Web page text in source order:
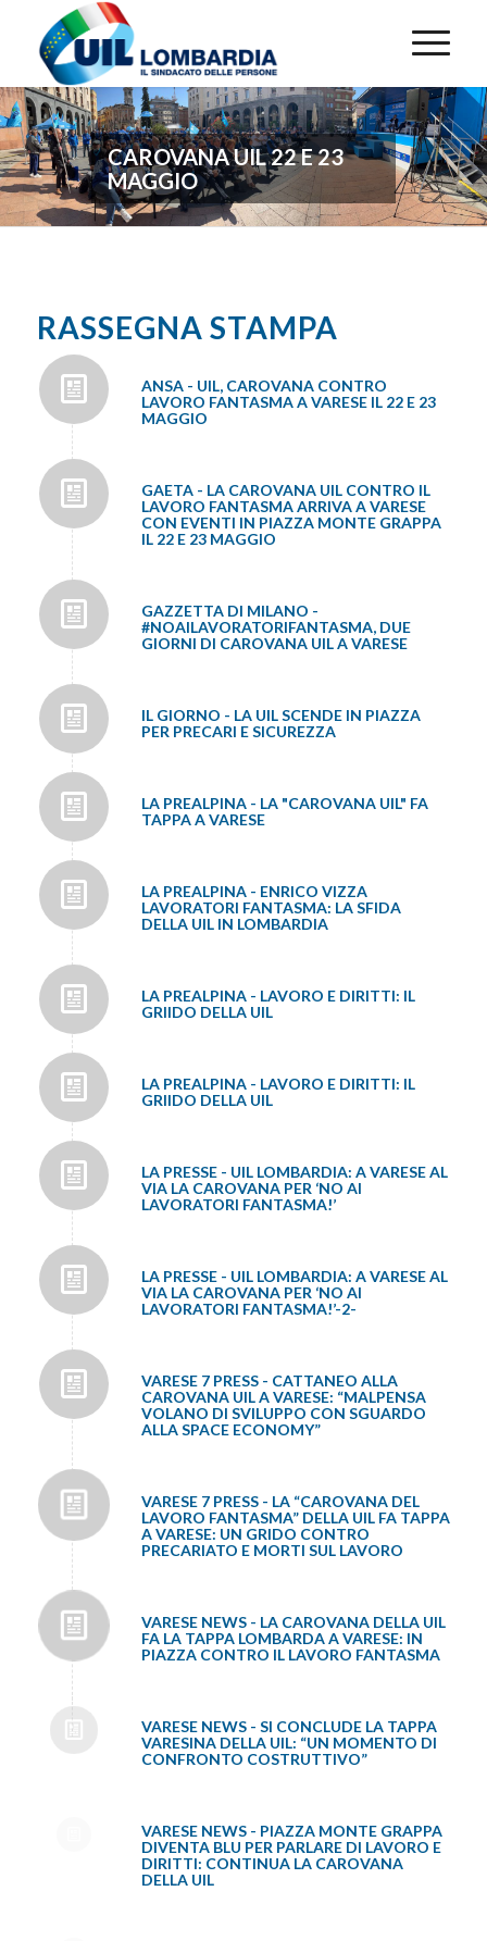
CAROVANA UIL 22 E 23
MAGGIO
RASSEGNA STAMPA
ANSA - UIL, CAROVANA CONTRO
LAVORO FANTASMA A VARESE IL 22 E 23
MAGGIO
GAETA - LA CAROVANA UIL CONTRO IL
LAVORO FANTASMA ARRIVA A VARESE
CON EVENTI IN PIAZZA MONTE GRAPPA
IL 22 E 23 MAGGIO
GAZZETTA DI MILANO -
#NOAILAVORATORIFANTASMA, DUE
GIORNI DI CAROVANA UIL A VARESE
IL GIORNO - LA UIL SCENDE IN PIAZZA
PER PRECARI E SICUREZZA
LA PREALPINA - LA "CAROVANA UIL" FA
TAPPA A VARESE
LA PREALPINA - ENRICO VIZZA
LAVORATORI FANTASMA: LA SFIDA
DELLA UIL IN LOMBARDIA
LA PREALPINA - LAVORO E DIRITTI: IL
GRIIDO DELLA UIL
LA PREALPINA - LAVORO E DIRITTI: IL
GRIIDO DELLA UIL
LA PRESSE - UIL LOMBARDIA: A VARESE AL
VIA LA CAROVANA PER ‘NO AI
LAVORATORI FANTASMA!’
LA PRESSE - UIL LOMBARDIA: A VARESE AL
VIA LA CAROVANA PER ‘NO AI
LAVORATORI FANTASMA!’-2-
VARESE 7 PRESS - CATTANEO ALLA
CAROVANA UIL A VARESE: “MALPENSA
VOLANO DI SVILUPPO CON SGUARDO
ALLA SPACE ECONOMY”
VARESE 7 PRESS - LA “CAROVANA DEL
LAVORO FANTASMA” DELLA UIL FA TAPPA
A VARESE: UN GRIDO CONTRO
PRECARIATO E MORTI SUL LAVORO
VARESE NEWS - LA CAROVANA DELLA UIL
FA LA TAPPA LOMBARDA A VARESE: IN
PIAZZA CONTRO IL LAVORO FANTASMA
VARESE NEWS - SI CONCLUDE LA TAPPA
VARESINA DELLA UIL: “UN MOMENTO DI
CONFRONTO COSTRUTTIVO”
VARESE NEWS - PIAZZA MONTE GRAPPA
DIVENTA BLU PER PARLARE DI LAVORO E
DIRITTI: CONTINUA LA CAROVANA
DELLA UIL